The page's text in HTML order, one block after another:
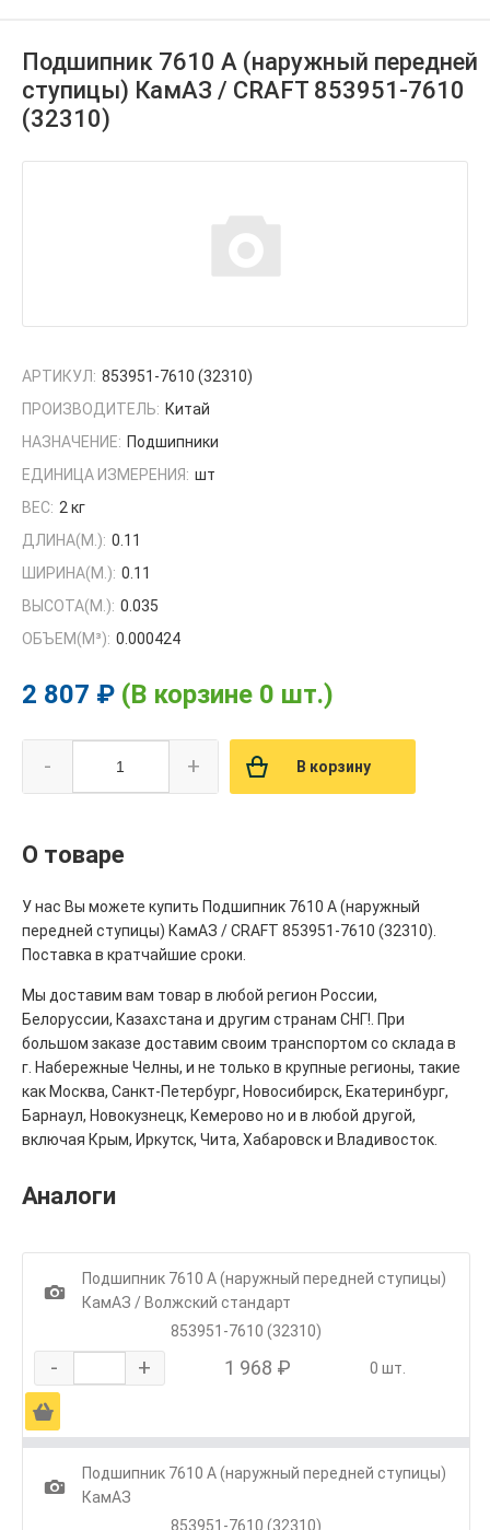
Подшипник 7610 А (наружный передней
ступицы) КамАЗ / CRAFT 853951-7610
(32310)
АРТИКУЛ: 853951-7610 (32310)
ПРОИЗВОДИТЕЛЬ: Китай
НАЗНАЧЕНИЕ: Подшипники
ЕДИНИЦА ИЗМЕРЕНИЯ: шт
ВЕС: 2 кг
ДЛИНА(М.): 0.11
ШИРИНА(М.): 0.11
ВЫСОТА(М.): 0.035
ОБЪЕМ(M³): 0.000424
2 807 ₽ (В корзине 0 шт.)
- + В корзину
О товаре
У нас Вы можете купить Подшипник 7610 А (наружный
передней ступицы) КамАЗ / CRAFT 853951-7610 (32310).
Поставка в кратчайшие сроки.
Мы доставим вам товар в любой регион России,
Белоруссии, Казахстана и другим странам СНГ!. При
большом заказе доставим своим транспортом со склада в
г. Набережные Челны, и не только в крупные регионы, такие
как Москва, Санкт-Петербург, Новосибирск, Екатеринбург,
Барнаул, Новокузнецк, Кемерово но и в любой другой,
включая Крым, Иркутск, Чита, Хабаровск и Владивосток.
Аналоги
1
Подшипник 7610 А (наружный передней ступицы)
КамАЗ / Волжский стандарт
853951-7610 (32310)
- + 1 968 ₽ 0 шт.
Ä
1
Подшипник 7610 А (наружный передней ступицы)
КамАЗ
853951-7610 (32310)